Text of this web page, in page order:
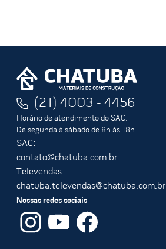
(21) 4003 - 4456
Horário de atendimento do SAC:
De segunda à sábado de 8h às 18h.
SAC:
contato@chatuba.com.br
Televendas:
chatuba.televendas@chatuba.com.br
Nossas redes sociais